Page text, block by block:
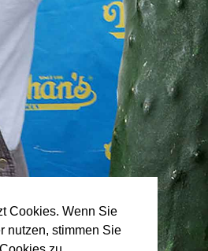
Cookies. Wenn Sie
nutzen, stimmen Sie